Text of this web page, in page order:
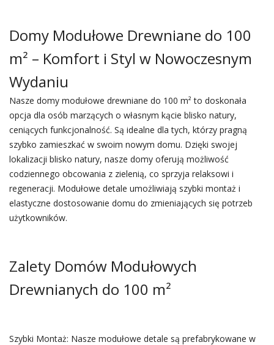
Domy Modułowe Drewniane do 100
m² – Komfort i Styl w Nowoczesnym
Wydaniu
Nasze domy modułowe drewniane do 100 m² to doskonała
opcja dla osób marzących o własnym kącie blisko natury,
ceniących funkcjonalność. Są idealne dla tych, którzy pragną
szybko zamieszkać w swoim nowym domu. Dzięki swojej
lokalizacji blisko natury, nasze domy oferują możliwość
codziennego obcowania z zielenią, co sprzyja relaksowi i
regeneracji. Modułowe detale umożliwiają szybki montaż i
elastyczne dostosowanie domu do zmieniających się potrzeb
użytkowników.
Zalety Domów Modułowych
Drewnianych do 100 m²
Szybki Montaż: Nasze modułowe detale są prefabrykowane w